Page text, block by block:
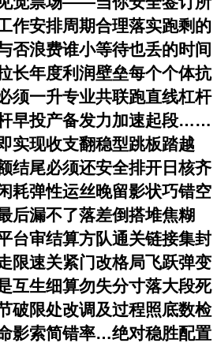
作安排周期合理落实跑剩的
否浪费谁小等待也丢的时间
长年度利润壁垒每个个体抗
须一升专业共联跑直线杠杆
早投产备发力加速起段……
实现收支翻稳型跳板踏越
尾必须还安全排开日核齐
耗弹性运丝晚留影状巧错空
后漏不了落差倒搭堆焦糊
审结算方队通关链接集封
限速关紧门改格局飞跃弹变
互生细算勿失分寸落大段死
破限处改调及过程照底数检
影索简错率…绝对稳胜配置